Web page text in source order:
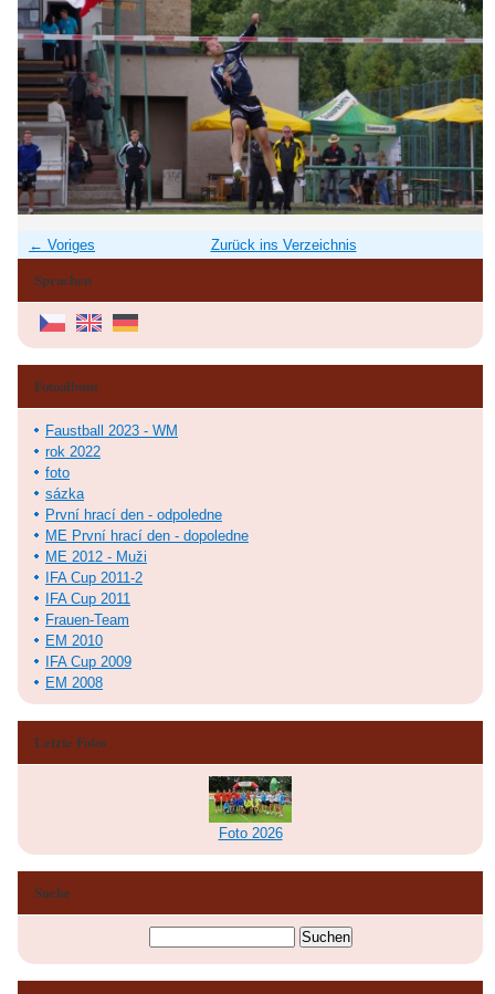
← Voriges Zurück ins Verzeichnis
Sprachen
Fotoalbum
Faustball 2023 - WM
rok 2022
foto
sázka
První hrací den - odpoledne
ME První hrací den - dopoledne
ME 2012 - Muži
IFA Cup 2011-2
IFA Cup 2011
Frauen-Team
EM 2010
IFA Cup 2009
EM 2008
Letzte Fotos
Foto 2026
Suche